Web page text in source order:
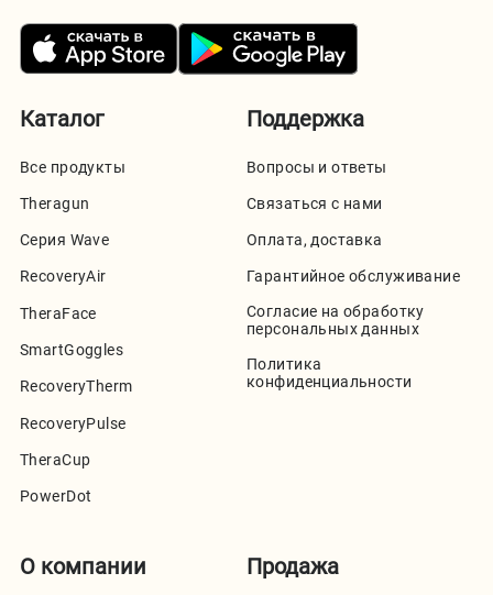
Каталог
Все продукты
Theragun
Серия Wave
RecoveryAir
TheraFace
SmartGoggles
RecoveryTherm
RecoveryPulse
TheraCup
PowerDot
Поддержка
Вопросы и ответы
Связаться с нами
Оплата, доставка
Гарантийное обслуживание
Согласие на обработку
персональных данных
Политика
конфиденциальности
О компании Продажа